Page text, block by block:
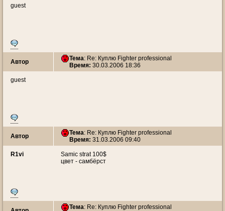
guest
Автор Тема: Re: Куплю Fighter professional
Время: 30.03.2006 18:36
guest
Автор Тема: Re: Куплю Fighter professional
Время: 31.03.2006 09:40
R1vi
Samic strat 100$
цвет - самбёрст
Тема: Re: Куплю Fighter professional